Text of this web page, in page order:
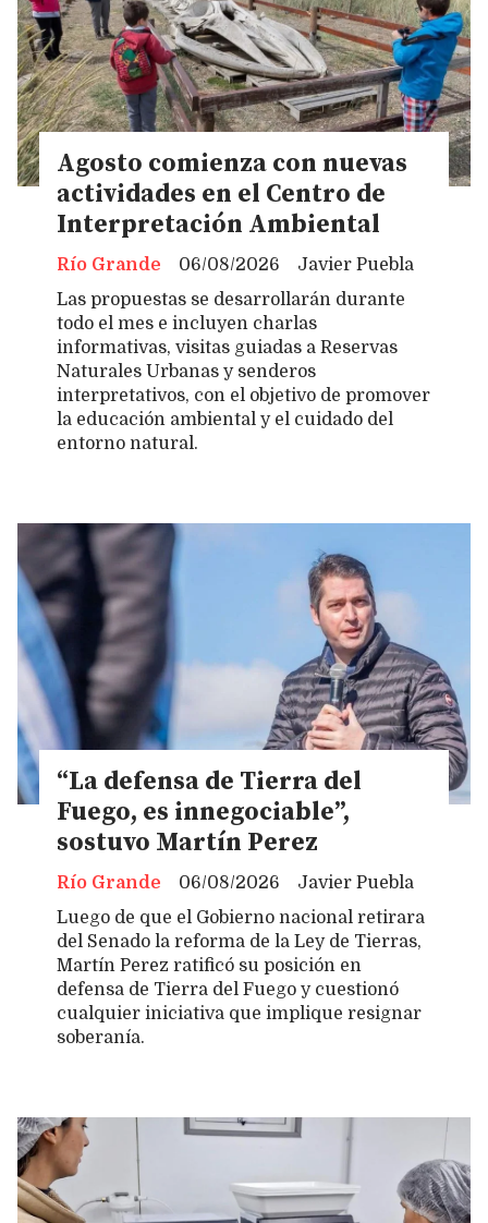
Agosto comienza con nuevas
actividades en el Centro de
Interpretación Ambiental
Javier Puebla
Río Grande
06/08/2026
Las propuestas se desarrollarán durante
todo el mes e incluyen charlas
informativas, visitas guiadas a Reservas
Naturales Urbanas y senderos
interpretativos, con el objetivo de promover
la educación ambiental y el cuidado del
entorno natural.
“La defensa de Tierra del
Fuego, es innegociable”,
sostuvo Martín Perez
Javier Puebla
Río Grande
06/08/2026
Luego de que el Gobierno nacional retirara
del Senado la reforma de la Ley de Tierras,
Martín Perez ratificó su posición en
defensa de Tierra del Fuego y cuestionó
cualquier iniciativa que implique resignar
soberanía.